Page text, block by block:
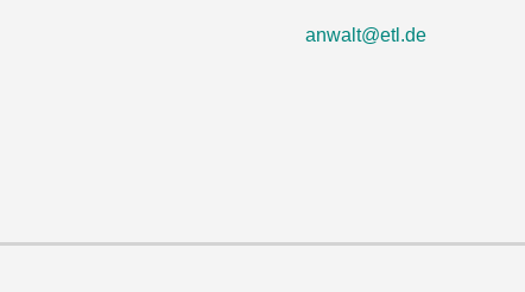
anwalt@etl.de